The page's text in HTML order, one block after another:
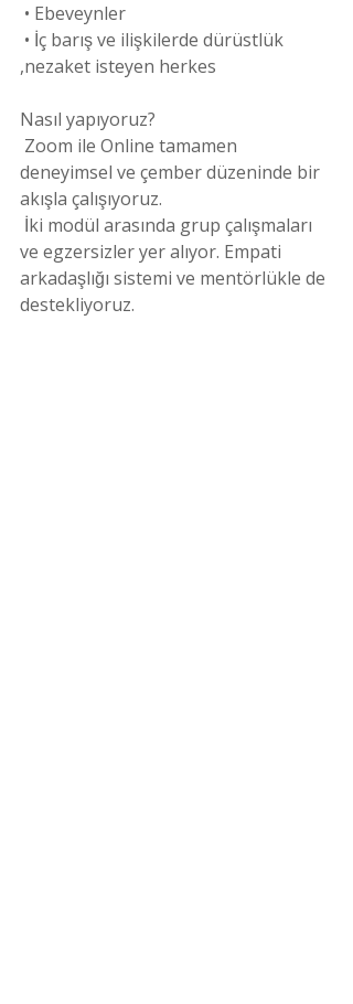
• Ebeveynler
,nezaket isteyen herkes
Nasıl yapıyoruz?
deneyimsel ve çember düzeninde bir
akışla çalışıyoruz.
ve egzersizler yer alıyor. Empati
arkadaşlığı sistemi ve mentörlükle de
destekliyoruz.